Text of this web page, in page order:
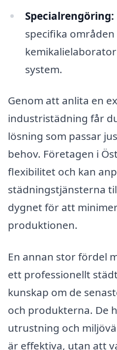
Specialrengöring:
specifika områden
system.
Genom att anlita en
industristädning får
lösning som passar
behov. Företagen i
flexibilitet och kan
städningstjänsterna
dygnet för att
produktionen.
En annan stor fördel
ett professionellt
kunskap om de
och produkterna. De
utrustning och
är effektiva, utan att